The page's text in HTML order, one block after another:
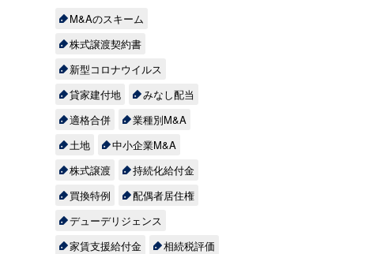
M&Aのスキーム
株式譲渡契約書
新型コロナウイルス
貸家建付地
みなし配当
適格合併
業種別M&A
土地
中小企業M&A
株式譲渡
持続化給付金
買換特例
配偶者居住権
デューデリジェンス
家賃支援給付金
相続税評価